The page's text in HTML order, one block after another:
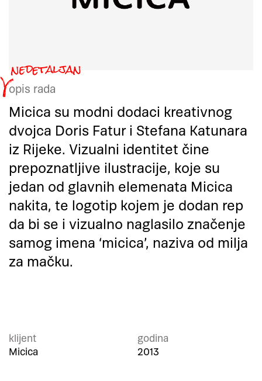
opis rada
Micica su modni dodaci kreativnog
dvojca Doris Fatur i Stefana Katunara
iz Rijeke. Vizualni identitet čine
prepoznatljive ilustracije, koje su
jedan od glavnih elemenata Micica
nakita, te logotip kojem je dodan rep
da bi se i vizualno naglasilo značenje
samog imena ‘micica’, naziva od milja
za mačku.
klijent
Micica
godina
2013